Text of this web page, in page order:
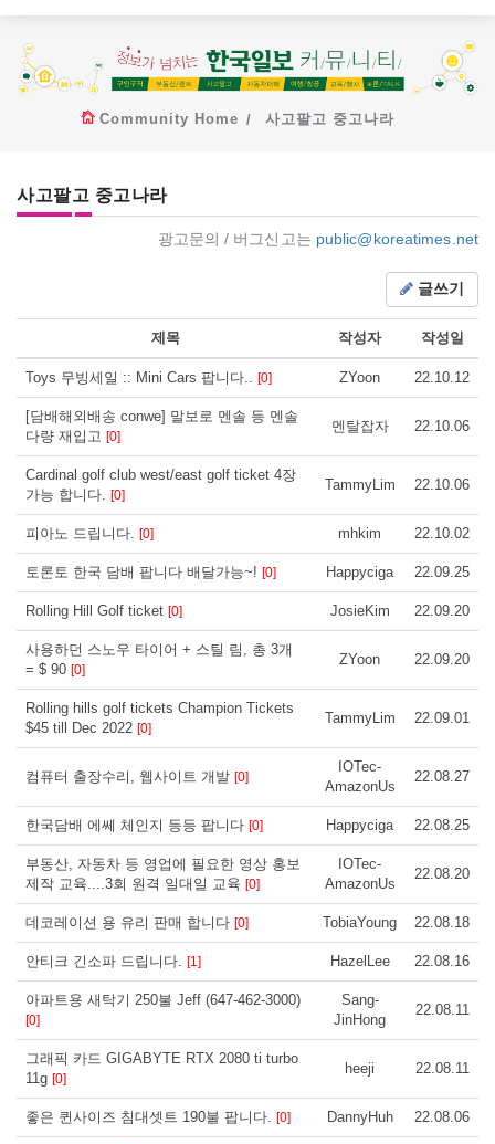
Community Home 사고팔고 중고나라
사고팔고 중고나라
광고문의 / 버그신고는 public@koreatimes.net
글쓰기
제목 작성자 작성일
Toys 무빙세일 :: Mini Cars 팝니다.. [0] ZYoon 22.10.12
[담배해외배송 conwe] 말보로 멘솔 등 멘솔
다량 재입고 [0]
멘탈잡자 22.10.06
Cardinal golf club west/east golf ticket 4장
가능 합니다. [0]
TammyLim 22.10.06
피아노 드립니다. [0] mhkim 22.10.02
토론토 한국 담배 팝니다 배달가능~! [0] Happyciga 22.09.25
Rolling Hill Golf ticket [0] JosieKim 22.09.20
사용하던 스노우 타이어 + 스틸 림, 총 3개
= $ 90 [0]
ZYoon 22.09.20
Rolling hills golf tickets Champion Tickets
$45 till Dec 2022 [0]
TammyLim 22.09.01
컴퓨터 출장수리, 웹사이트 개발 [0]
IOTec-
AmazonUs
22.08.27
한국담배 에쎄 체인지 등등 팝니다 [0] Happyciga 22.08.25
부동산, 자동차 등 영업에 필요한 영상 홍보
제작 교육....3회 원격 일대일 교육 [0]
IOTec-
AmazonUs
22.08.20
데코레이션 용 유리 판매 합니다 [0] TobiaYoung 22.08.18
안티크 긴소파 드립니다. [1] HazelLee 22.08.16
아파트용 새탁기 250불 Jeff (647-462-3000)
[0]
Sang-
JinHong
22.08.11
그래픽 카드 GIGABYTE RTX 2080 ti turbo
11g [0]
heeji 22.08.11
좋은 퀸사이즈 침대셋트 190불 팝니다. [0] DannyHuh 22.08.06